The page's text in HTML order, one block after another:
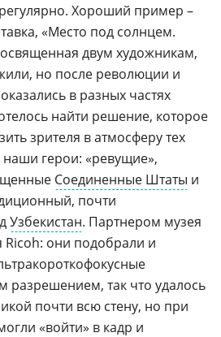
Хороший пример –
«Место под солнцем.
двум художникам,
но после революции и
оказались в разных частях
найти решение, которое
зрителя в атмосферу тех
наши герои: «ревущие»,
Соединенные Штаты и
почти
Узбекистан. Партнером музея
Ricoh: они подобрали и
разрешением, так что удалось
почти всю стену, но при
«войти» в кадр и